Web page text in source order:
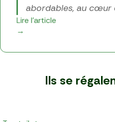
abordables, au cœur
Lire l'article
→
Ils se